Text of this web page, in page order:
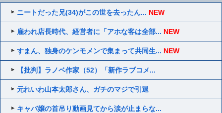
ニートだった兄(34)がこの世を去ったん... NEW
雇われ店長時代、経営者に「アホな客は全部... NEW
すまん、独身のケンモメンで集まって共同生... NEW
【批判】ラノベ作家（52）「新作ラブコメ...
元れいわ山本太郎さん、ガチのマジで引退
キャバ嬢の首吊り動画見てから涙が止まらな...